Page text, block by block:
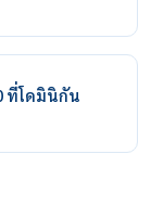
ที่โดมินิกัน